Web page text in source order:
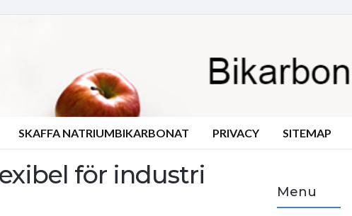
SKAFFA NATRIUMBIKARBONAT PRIVACY SITEMAP
för industri
Menu